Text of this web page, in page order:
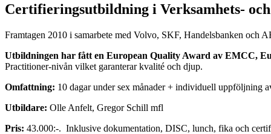
Certifieringsutbildning i Verksamhets-
Framtagen 2010 i samarbete med Volvo, SKF, Handelsbanken och
Utbildningen har fått en European Quality Award av EMCC,
Practitioner-nivån vilket garanterar kvalité och djup.
Omfattning: 10 dagar under sex månader + individuell uppföljning
Utbildare: Olle Anfelt, Gregor Schill mfl
Pris: 43.000:-. Inklusive dokumentation, DISC, lunch, fika och